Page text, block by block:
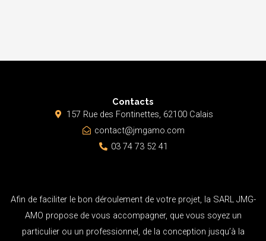
Contacts
157 Rue des Fontinettes, 62100 Calais
contact@jmgamo.com
03 74 73 52 41
Afin de faciliter le bon déroulement de votre projet, la SARL JMG-
AMO propose de vous accompagner, que vous soyez un
particulier ou un professionnel, de la conception jusqu’à la